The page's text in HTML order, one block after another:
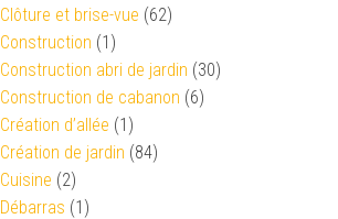
Clôture et brise-vue (62)
Construction (1)
Construction abri de jardin (30)
Construction de cabanon (6)
Création d’allée (1)
Création de jardin (84)
Cuisine (2)
Débarras (1)